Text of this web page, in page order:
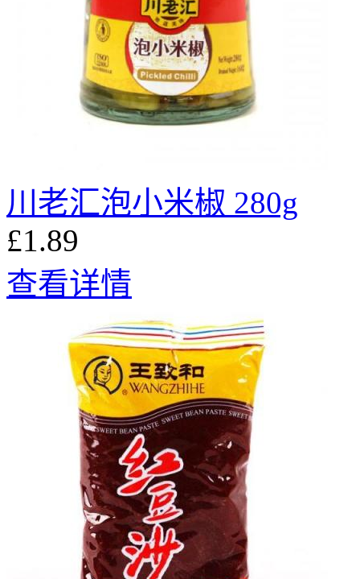
川老汇泡小米椒 280g
£1.89
查看详情